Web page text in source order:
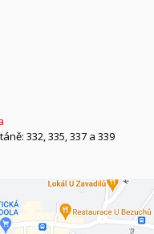
332, 335, 337 a 339